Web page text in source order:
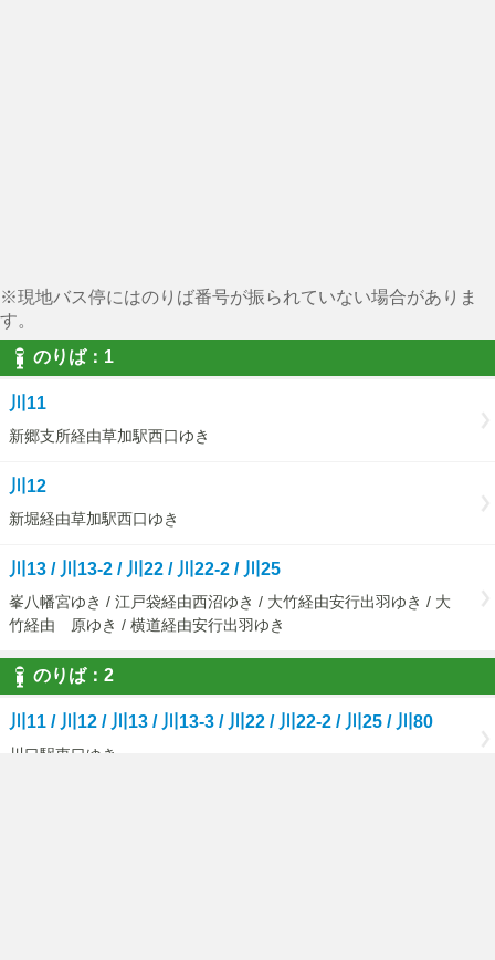
※現地バス停にはのりば番号が振られていない場合がありま
す。
のりば：1
川11
新郷支所経由草加駅西口ゆき
川12
新堀経由草加駅西口ゆき
川13 / 川13-2 / 川22 / 川22-2 / 川25
峯八幡宮ゆき / 江戸袋経由西沼ゆき / 大竹経由安行出羽ゆき / 大
竹経由 原ゆき / 横道経由安行出羽ゆき
のりば：2
川11 / 川12 / 川13 / 川13-3 / 川22 / 川22-2 / 川25 / 川80
川口駅東口ゆき